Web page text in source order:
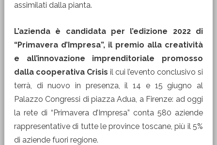
assimilati dalla pianta.
L’azienda è candidata per l’edizione 2022 di
“Primavera d’Impresa”, il premio alla creatività
e all’innovazione imprenditoriale promosso
dalla cooperativa Crisis il cui l’evento conclusivo si
terrà, di nuovo in presenza, il 14 e 15 giugno al
Palazzo Congressi di piazza Adua, a Firenze: ad oggi
la rete di “Primavera d’Impresa” conta 580 aziende
rappresentative di tutte le province toscane, più il 5%
di aziende fuori regione.